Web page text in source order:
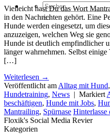
Suchen
nach:
Vielleicht hast Du das Wort
in den Nachrichten gehört. Eine
Hunde werden eingesetzt, um
anzuzeigen, welchen Weg sie
Hunde ist deutlich empfindlicher
länger wahrnehmen. Selbst
[…]
Weiterlesen →
Veröffentlicht am Alltag mit Hund,
Hundetraining, News | Markiert
beschäftigen, Hunde mit Jobs,
Mantrailing, Spürnase Hinterlasse
Floxik's Social Media Revier
Kategorien